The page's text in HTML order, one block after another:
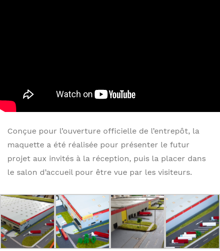
Conçue pour l’ouverture officielle de l’entrepôt, la
maquette a été réalisée pour présenter le futur
projet aux invités à la réception, puis la placer dans
le salon d’accueil pour être vue par les visiteurs.